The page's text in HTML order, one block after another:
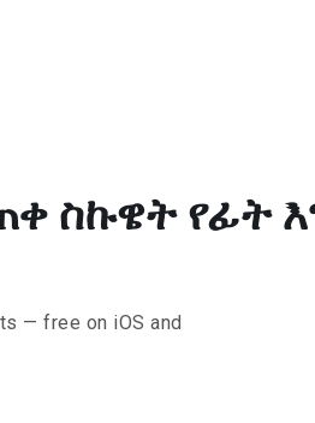
ስኩዌት የፊት
— free on iOS and